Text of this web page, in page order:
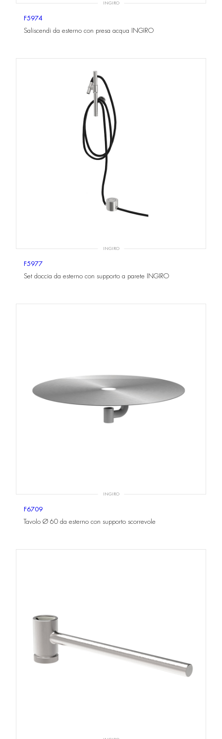
INGIRO
F5974
Saliscendi da esterno con presa acqua INGIRO
INGIRO
F5977
Set doccia da esterno con supporto a parete INGIRO
INGIRO
F6709
Tavolo Ø 60 da esterno con supporto scorrevole